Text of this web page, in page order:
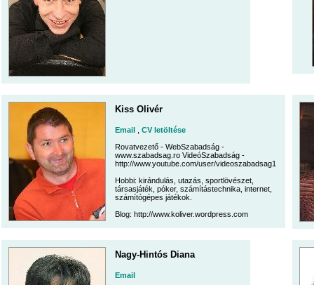
Kiss Olivér
Email
CV letöltése
Rovatvezető - WebSzabadság -
www.szabadsag.ro VideóSzabadság -
http://www.youtube.com/user/videoszabadsag1
Hobbi: kirándulás, utazás, sportlövészet,
társasjáték, póker, számítástechnika, internet,
számítógépes játékok.
Blog: http://www.koliver.wordpress.com
Nagy-Hintós Diana
Email